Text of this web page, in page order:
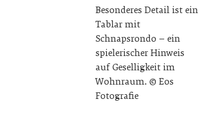
Besonderes Detail ist ein
Tablar mit
Schnapsrondo – ein
spielerischer Hinweis
auf Geselligkeit im
Wohnraum. © Eos
Fotografie